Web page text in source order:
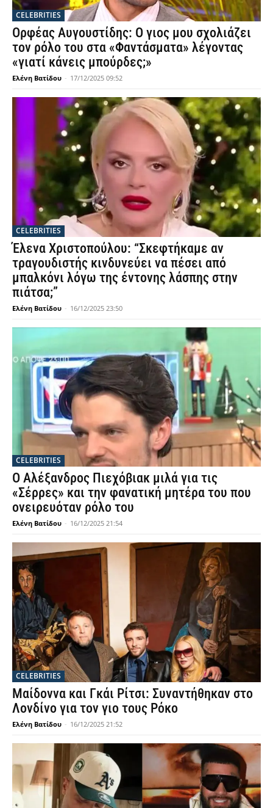
CELEBRITIES
Ορφέας Αυγουστίδης: Ο γιος μου σχολιάζει
τον ρόλο του στα «Φαντάσματα» λέγοντας
«γιατί κάνεις μπούρδες;»
Ελένη Βατίδου - 17/12/2025 09:52
CELEBRITIES
Έλενα Χριστοπούλου: “Σκεφτήκαμε αν
τραγουδιστής κινδυνεύει να πέσει από
μπαλκόνι λόγω της έντονης λάσπης στην
πιάτσα;”
Ελένη Βατίδου - 16/12/2025 23:50
CELEBRITIES
Ο Αλέξανδρος Πιεχόβιακ μιλά για τις
«Σέρρες» και την φανατική μητέρα του που
ονειρευόταν ρόλο του
Ελένη Βατίδου - 16/12/2025 21:54
CELEBRITIES
Μαίδοννα και Γκάι Ρίτσι: Συναντήθηκαν στο
Λονδίνο για τον γιο τους Ρόκο
Ελένη Βατίδου - 16/12/2025 21:52